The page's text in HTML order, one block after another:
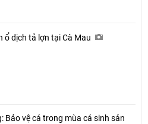
ổ dịch tả lợn tại Cà Mau
Bảo vệ cá trong mùa cá sinh sản